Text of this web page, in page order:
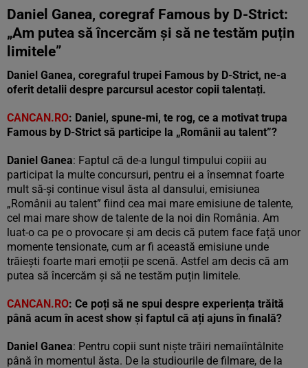
Daniel Ganea, coregraf Famous by D-Strict:
„Am putea să încercăm și să ne testăm puțin
limitele”
Daniel Ganea, coregraful trupei Famous by D-Strict, ne-a
oferit detalii despre parcursul acestor copii talentați.
CANCAN.RO: Daniel, spune-mi, te rog, ce a motivat trupa
Famous by D-Strict să participe la „Românii au talent”?
Daniel Ganea: Faptul că de-a lungul timpului copiii au
participat la multe concursuri, pentru ei a însemnat foarte
mult să-și continue visul ăsta al dansului, emisiunea
„Românii au talent” fiind cea mai mare emisiune de talente,
cel mai mare show de talente de la noi din România. Am
luat-o ca pe o provocare și am decis că putem face față unor
momente tensionate, cum ar fi această emisiune unde
trăiești foarte mari emoții pe scenă. Astfel am decis că am
putea să încercăm și să ne testăm puțin limitele.
CANCAN.RO: Ce poți să ne spui despre experiența trăită
până acum în acest show și faptul că ați ajuns în finală?
Daniel Ganea: Pentru copii sunt niște trăiri nemaiîntâlnite
până în momentul ăsta. De la studiourile de filmare, de la